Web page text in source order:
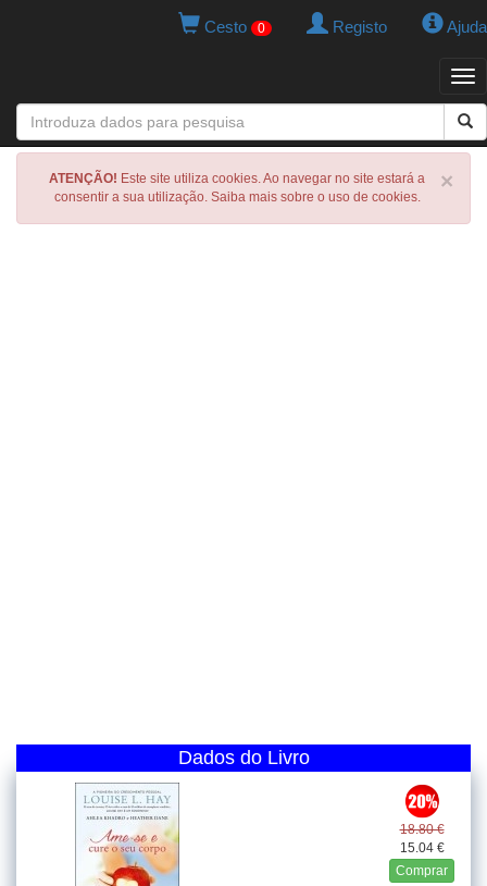
Cesto 0 Registo Ajuda
×
ATENÇÃO! Este site utiliza cookies. Ao navegar no site estará a
consentir a sua utilização. Saiba mais sobre o uso de cookies.
Dados do Livro
18.80 €
15.04 €
Comprar